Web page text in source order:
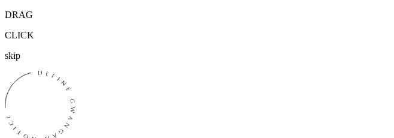
DRAG
CLICK
skip